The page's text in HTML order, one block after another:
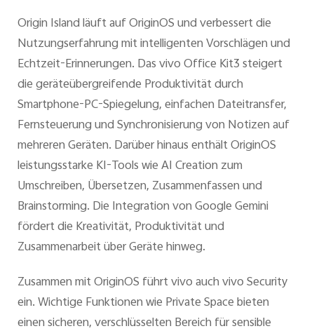
Origin Island läuft auf OriginOS und verbessert die
Nutzungserfahrung mit intelligenten Vorschlägen und
Echtzeit-Erinnerungen. Das vivo Office Kit3 steigert
die geräteübergreifende Produktivität durch
Smartphone-PC-Spiegelung, einfachen Dateitransfer,
Fernsteuerung und Synchronisierung von Notizen auf
mehreren Geräten. Darüber hinaus enthält OriginOS
leistungsstarke KI-Tools wie AI Creation zum
Umschreiben, Übersetzen, Zusammenfassen und
Brainstorming. Die Integration von Google Gemini
fördert die Kreativität, Produktivität und
Zusammenarbeit über Geräte hinweg.
Zusammen mit OriginOS führt vivo auch vivo Security
ein. Wichtige Funktionen wie Private Space bieten
einen sicheren, verschlüsselten Bereich für sensible